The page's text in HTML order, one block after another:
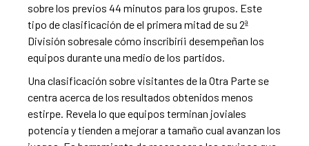
sobre los previos 44 minutos para los grupos. Este
tipo de clasificación de el primera mitad de su 2ª
División sobresale cómo inscribirí¡ desempeñan los
equipos durante una medio de los partidos.
Una clasificación sobre visitantes de la Otra Parte se
centra acerca de los resultados obtenidos menos
estirpe. Revela lo que equipos terminan joviales
potencia y tienden a mejorar a tamaño cual avanzan los